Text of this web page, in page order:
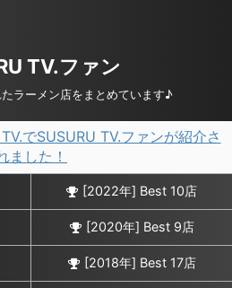
TV.ファン
ラーメン店をまとめています♪
でSUSURU TV.ファンが紹介さ
ました！
[2022年] Best 10店
[2020年] Best 9店
[2018年] Best 17店